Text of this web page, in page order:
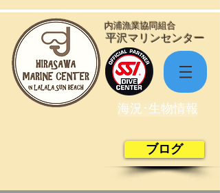
​平沢マリンセンター
​内浦漁業協同組合
海況･生物情報
ブログ